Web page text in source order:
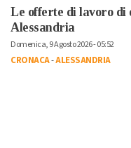
Le offerte di lavoro di
Alessandria
Domenica, 9 Agosto 2026 - 05:52
CRONACA-ALESSANDRIA